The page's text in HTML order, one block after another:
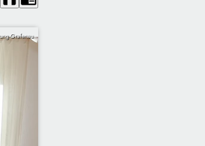
Grafenau